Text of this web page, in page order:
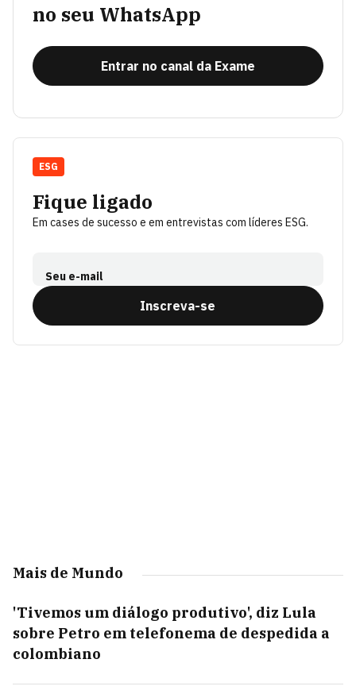
no seu WhatsApp
Entrar no canal da Exame
Fique ligado
Em cases de sucesso e em entrevistas com líderes ESG.
Seu e-mail
Inscreva-se
ESG
Mais de Mundo
'Tivemos um diálogo produtivo', diz Lula
sobre Petro em telefonema de despedida a
colombiano